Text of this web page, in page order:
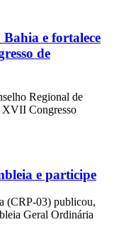
Bahia e fortalece
de
Regional de
XVII Congresso
e participe
(CRP-03) publicou,
Geral Ordinária